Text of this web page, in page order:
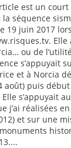
est un
séquence
19 juin 2017
Elle
ou de
s’appuyait
et à Norcia
août) puis
s’appuyait
j’ai réalisées
et sur une